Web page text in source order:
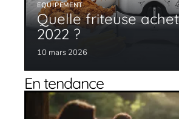
EQUIPEMENT
Quelle friteuse
2022 ?
10 mars 2026
En tendance